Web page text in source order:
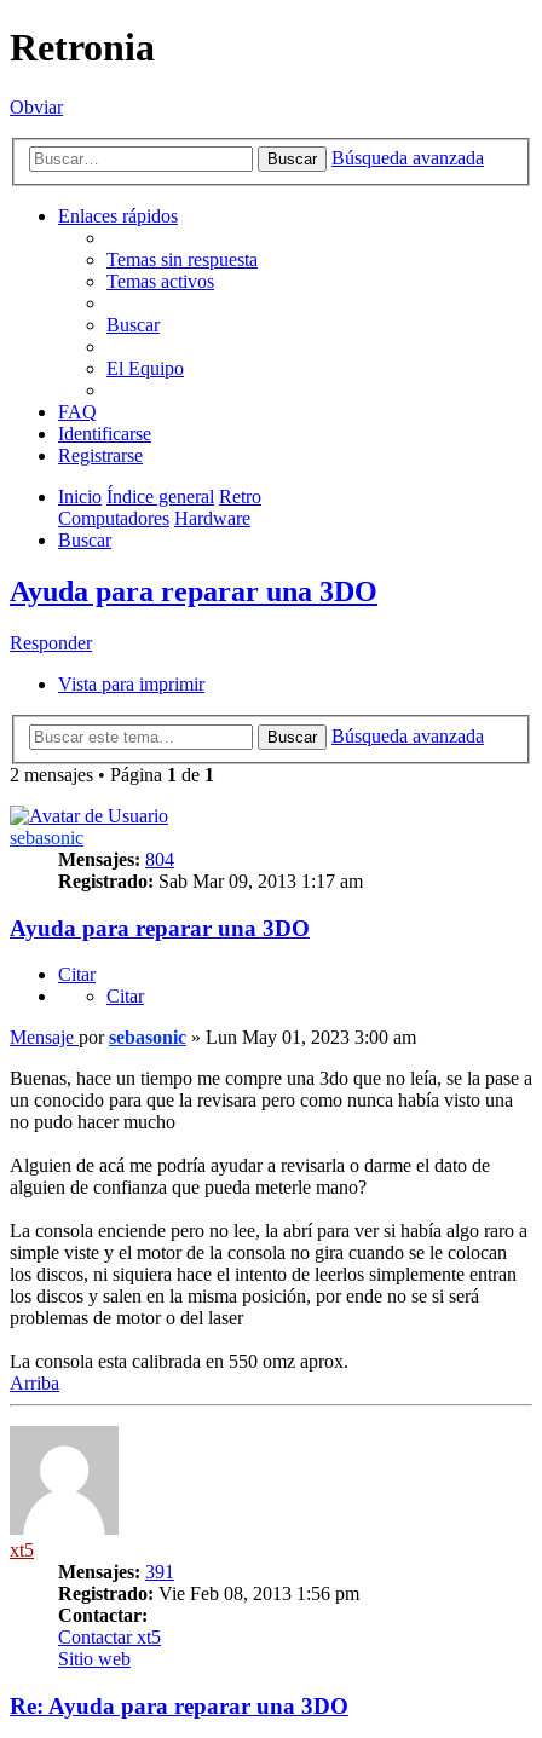
Retronia
Obviar
Buscar Búsqueda avanzada
Enlaces rápidos
Temas sin respuesta
Temas activos
Buscar
El Equipo
FAQ
Identificarse
Registrarse
Inicio Índice general Retro
Computadores Hardware
Buscar
Ayuda para reparar una 3DO
Responder
Vista para imprimir
Buscar
Búsqueda avanzada
2 mensajes • Página 1 de 1
sebasonic
Mensajes: 804
Registrado: Sab Mar 09, 2013 1:17 am
Ayuda para reparar una 3DO
Citar
Citar
Mensaje porsebasonic » Lun May 01, 2023 3:00 am
Buenas, hace un tiempo me compre una 3do que no leía, se la pase a
un conocido para que la revisara pero como nunca había visto una
no pudo hacer mucho
Alguien de acá me podría ayudar a revisarla o darme el dato de
alguien de confianza que pueda meterle mano?
La consola enciende pero no lee, la abrí para ver si había algo raro a
simple viste y el motor de la consola no gira cuando se le colocan
los discos, ni siquiera hace el intento de leerlos simplemente entran
los discos y salen en la misma posición, por ende no se si será
problemas de motor o del laser
La consola esta calibrada en 550 omz aprox.
Arriba
xt5
Mensajes: 391
Registrado: Vie Feb 08, 2013 1:56 pm
Contactar:
Contactar xt5
Sitio web
Re: Ayuda para reparar una 3DO